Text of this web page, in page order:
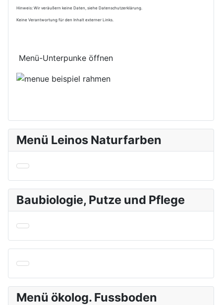
Hinweis: Wir veräußern keine Daten, siehe Datenschutzerklärung.
Keine Verantwortung für den Inhalt externer Links.
Menü-Unterpunke öffnen
Menü Leinos Naturfarben
Baubiologie, Putze und Pflege
Menü ökolog. Fussboden